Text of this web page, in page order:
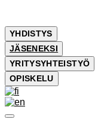
YHDISTYS
JÄSENEKSI
YRITYSYHTEISTYÖ
OPISKELU